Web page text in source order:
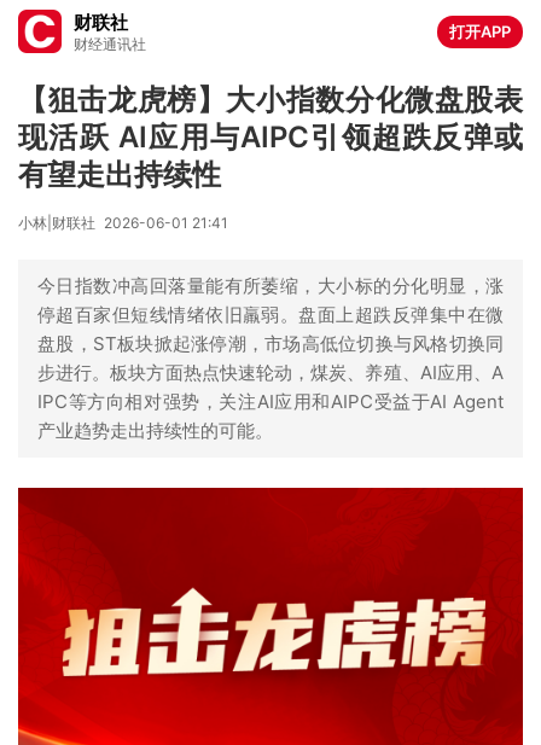
财联社
财经通讯社
打开APP
【狙击龙虎榜】大小指数分化微盘股表
现活跃 AI应用与AIPC引领超跌反弹或
有望走出持续性
小林|财联社 2026-06-01 21:41
今日指数冲高回落量能有所萎缩，大小标的分化明显，涨
停超百家但短线情绪依旧羸弱。盘面上超跌反弹集中在微
盘股，ST板块掀起涨停潮，市场高低位切换与风格切换同
步进行。板块方面热点快速轮动，煤炭、养殖、AI应用、A
IPC等方向相对强势，关注AI应用和AIPC受益于AI Agent
产业趋势走出持续性的可能。